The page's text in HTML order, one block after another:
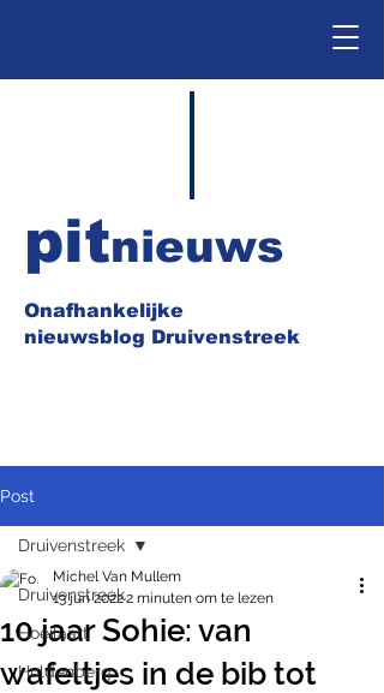
Onafhankelijke
nieuwsblog Druivenstreek
pitnieuws
Post
Druivenstreek
Hoeilaart
Huldenberg
Druivenstreek
10 jaar Sohie: van
wafeltjes in de bib tot
Michel Van Mullem
13 jun 20222 minuten om te lezen